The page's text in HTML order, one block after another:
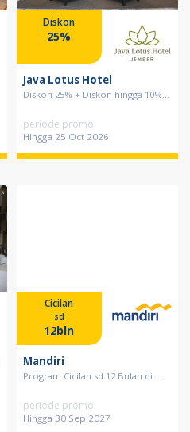
Diskon
25%
Java Lotus Hotel
Diskon 25% + Diskon hingga 10%...
periode promo
Hingga 25 Oct 2026
Cicilan
sd
12bln
Mandiri
Program Cicilan sd 12 Bulan di...
periode promo
Hingga 30 Sep 2027